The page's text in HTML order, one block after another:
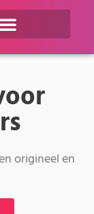
origineel en